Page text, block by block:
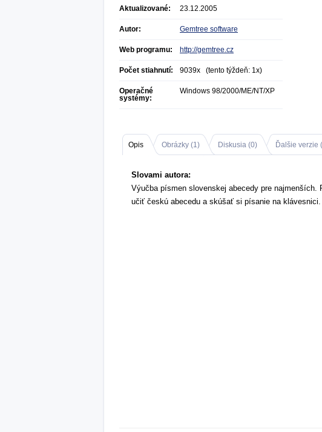
Aktualizované: 23.12.2005
Autor: Gemtree software
Web programu: http://gemtree.cz
Počet stiahnutí: 9039x (tento týždeň: 1x)
Operačné
systémy:
Windows 98/2000/ME/NT/XP
Opis Obrázky (1) Diskusia (0) Ďalšie verzie
Slovami autora:
Výučba písmen slovenskej abecedy pre
učiť českú abecedu a skúšať si písanie na klávesnici.